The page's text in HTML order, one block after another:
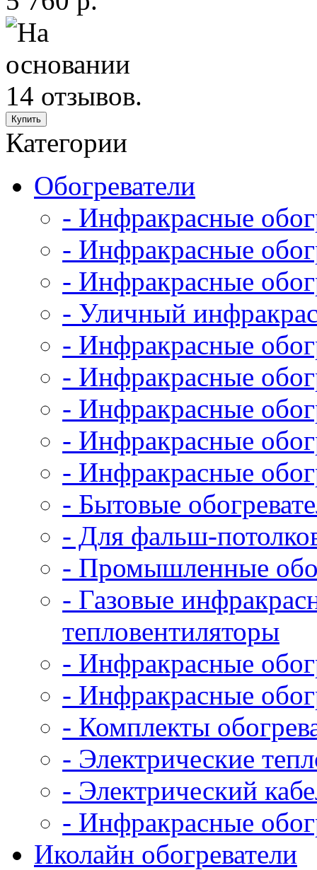
Категории
Обогреватели
- Инфракрасные
- Инфракрасные
- Инфракрасные
- Уличный
- Инфракрасные
- Инфракрасные
- Инфракрасные
- Инфракрасные
- Инфракрасные
- Бытовые
- Для фальш-
- Промышленные
- Газовые
тепловентиляторы
- Инфракрасные
- Инфракрасные
- Комплекты
- Электрические
- Электрический
- Инфракрасные
Иколайн обогреватели